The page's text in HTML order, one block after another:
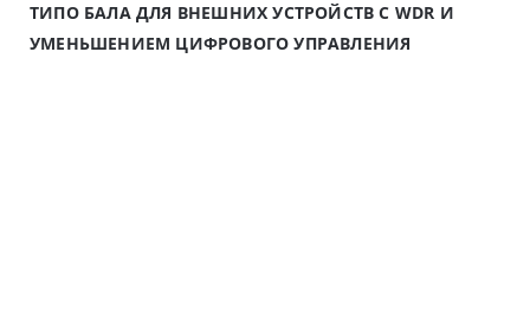
ТИПО БАЛА ДЛЯ ВНЕШНИХ УСТРОЙСТВ С WDR И
УМЕНЬШЕНИЕМ ЦИФРОВОГО УПРАВЛЕНИЯ